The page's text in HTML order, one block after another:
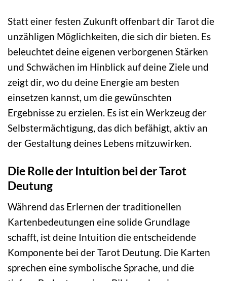
Statt einer festen Zukunft offenbart dir Tarot die
unzähligen Möglichkeiten, die sich dir bieten. Es
beleuchtet deine eigenen verborgenen Stärken
und Schwächen im Hinblick auf deine Ziele und
zeigt dir, wo du deine Energie am besten
einsetzen kannst, um die gewünschten
Ergebnisse zu erzielen. Es ist ein Werkzeug der
Selbstermächtigung, das dich befähigt, aktiv an
der Gestaltung deines Lebens mitzuwirken.
Die Rolle der Intuition bei der Tarot
Deutung
Während das Erlernen der traditionellen
Kartenbedeutungen eine solide Grundlage
schafft, ist deine Intuition die entscheidende
Komponente bei der Tarot Deutung. Die Karten
sprechen eine symbolische Sprache, und die